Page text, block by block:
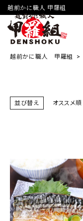
越前かに職人 甲羅組
越前かに職人 甲羅組
並び替え オススメ順